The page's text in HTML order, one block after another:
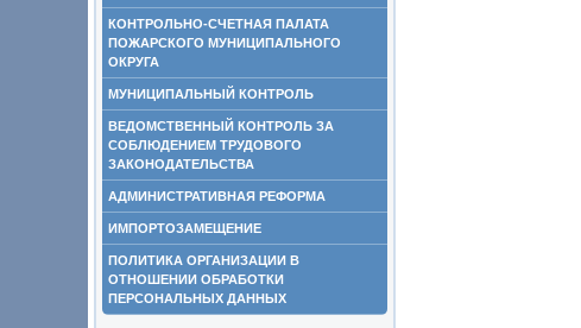
КОНТРОЛЬНО-СЧЕТНАЯ ПАЛАТА
ПОЖАРСКОГО МУНИЦИПАЛЬНОГО
ОКРУГА
МУНИЦИПАЛЬНЫЙ КОНТРОЛЬ
ВЕДОМСТВЕННЫЙ КОНТРОЛЬ ЗА
СОБЛЮДЕНИЕМ ТРУДОВОГО
ЗАКОНОДАТЕЛЬСТВА
АДМИНИСТРАТИВНАЯ РЕФОРМА
ИМПОРТОЗАМЕЩЕНИЕ
ПОЛИТИКА ОРГАНИЗАЦИИ В
ОТНОШЕНИИ ОБРАБОТКИ
ПЕРСОНАЛЬНЫХ ДАННЫХ